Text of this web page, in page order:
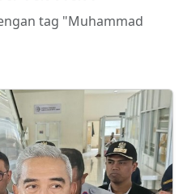
tag "Muhammad